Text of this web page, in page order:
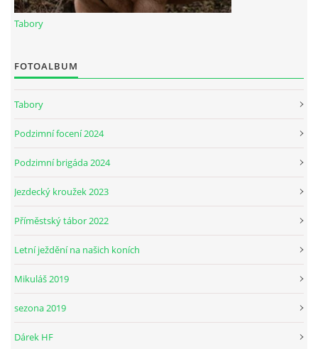
JARNÍ BRIGÁDA 20.4 2024
PODZIMNÍ BRIGÁDA 9.11.2024
VELKÝ PÁTEK-18.4 KROUŽEK BUDE NORMÁLNĚ PROBÍHAT
PRAZDNINOVÝ KROUŽEK
Tabory
FOTOALBUM
Tabory
Podzimní focení 2024
Podzimní brigáda 2024
Jezdecký kroužek 2023
Příměstský tábor 2022
Letní ježdění na našich koních
Mikuláš 2019
sezona 2019
Dárek HF